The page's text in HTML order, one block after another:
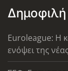
Euroleague: Η
ενόψει της